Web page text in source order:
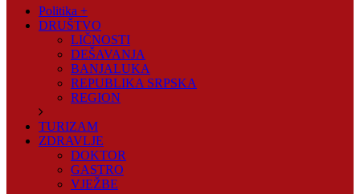
Politika +
DRUŠTVO
LIČNOSTI
DEŠAVANJA
BANJALUKA
REPUBLIKA SRPSKA
REGION
TURIZAM
ZDRAVLJE
DOKTOR
GASTRO
VJEŽBE